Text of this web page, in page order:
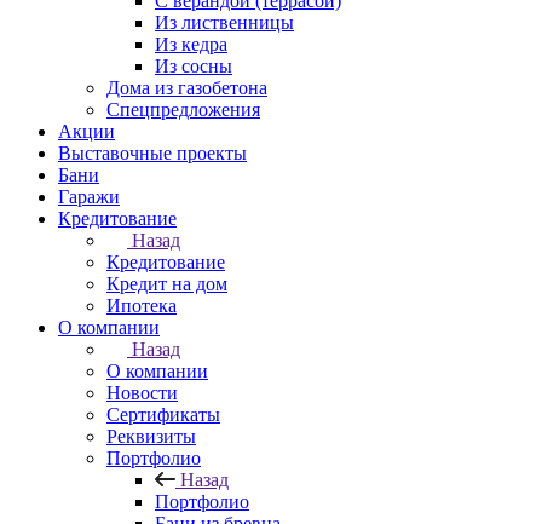
Из лиственницы
Из кедра
Из сосны
Дома из газобетона
Спецпредложения
Акции
Выставочные проекты
Бани
Гаражи
Кредитование
Назад
Кредитование
Кредит на дом
Ипотека
О компании
Назад
О компании
Новости
Сертификаты
Реквизиты
Портфолио
Назад
Портфолио